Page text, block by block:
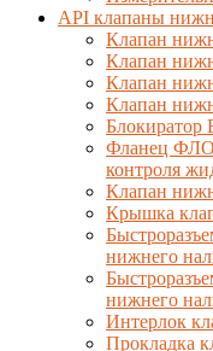
API клапаны
Клапан
Клапан
Клапан
Клапан
Блокиратор
Фланец
контроля
Клапан
Крышка
нижнего
нижнего
Интерлок
Прокладка